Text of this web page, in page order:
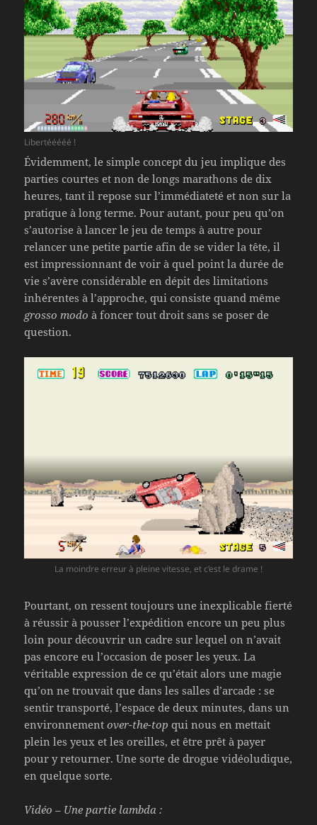
Libertééééé !
Évidemment, le simple concept du jeu implique des
parties courtes et non de longs marathons de dix
heures, tant il repose sur l’immédiateté et non sur la
pratique à long terme. Pour autant, pour peu qu’on
s’autorise à lancer le jeu de temps à autre pour
relancer une petite partie afin de se vider la tête, il
est impressionnant de voir à quel point la durée de
vie s’avère considérable en dépit des limitations
inhérentes à l’approche, qui consiste quand même
grosso modo à foncer tout droit sans se poser de
question.
La moindre erreur à pleine vitesse, et c’est le drame !
Pourtant, on ressent toujours une inexplicable fierté
à réussir à pousser l’expédition encore un peu plus
loin pour découvrir un cadre sur lequel on n’avait
pas encore eu l’occasion de poser les yeux. La
véritable expression de ce qu’était alors une magie
qu’on ne trouvait que dans les salles d’arcade : se
sentir transporté, l’espace de deux minutes, dans un
environnementover-the-top qui nous en mettait
plein les yeux et les oreilles, et être prêt à payer
pour y retourner. Une sorte de drogue vidéoludique,
en quelque sorte.
Vidéo – Une partie lambda :